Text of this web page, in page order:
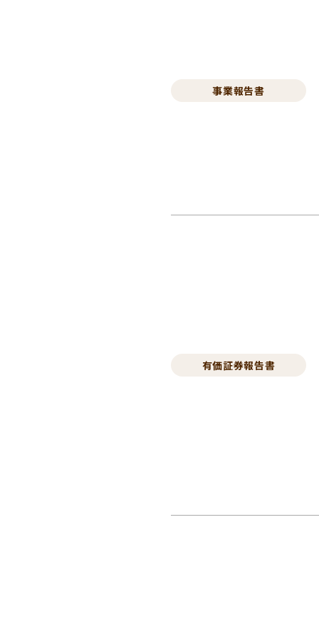
事業報告書
有価証券報告書